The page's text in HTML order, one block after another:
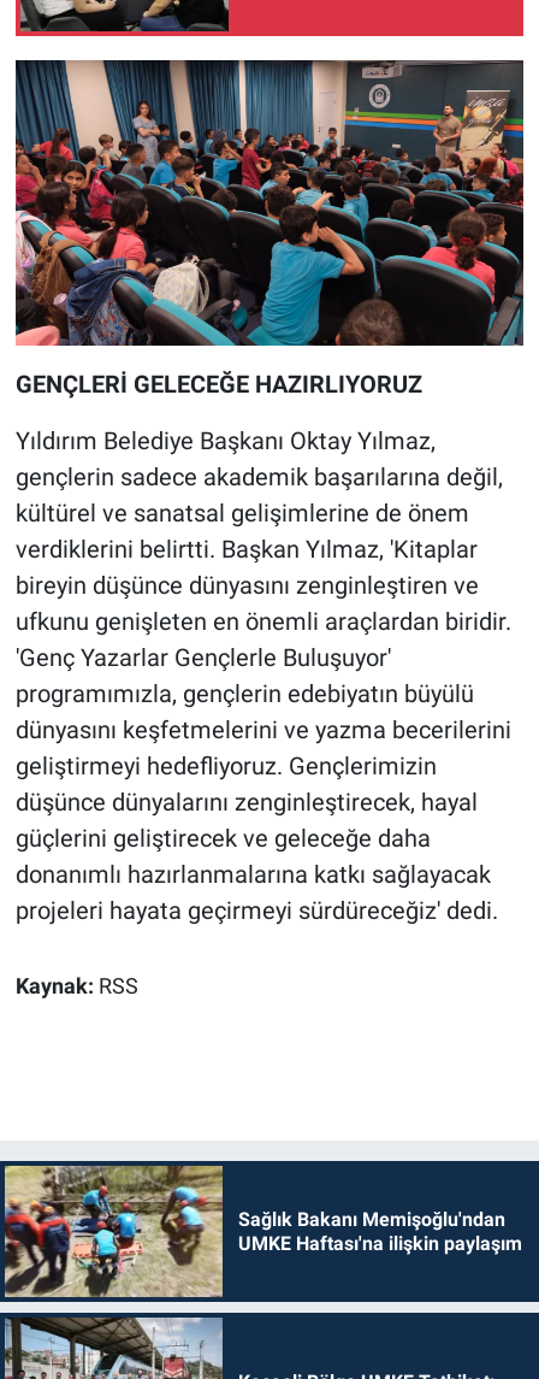
GENÇLERİ GELECEĞE HAZIRLIYORUZ
Yıldırım Belediye Başkanı Oktay Yılmaz,
gençlerin sadece akademik başarılarına değil,
kültürel ve sanatsal gelişimlerine de önem
verdiklerini belirtti. Başkan Yılmaz, 'Kitaplar
bireyin düşünce dünyasını zenginleştiren ve
ufkunu genişleten en önemli araçlardan biridir.
'Genç Yazarlar Gençlerle Buluşuyor'
programımızla, gençlerin edebiyatın büyülü
dünyasını keşfetmelerini ve yazma becerilerini
geliştirmeyi hedefliyoruz. Gençlerimizin
düşünce dünyalarını zenginleştirecek, hayal
güçlerini geliştirecek ve geleceğe daha
donanımlı hazırlanmalarına katkı sağlayacak
projeleri hayata geçirmeyi sürdüreceğiz' dedi.
Kaynak: RSS
Sağlık Bakanı Memişoğlu'ndan
UMKE Haftası'na ilişkin paylaşım